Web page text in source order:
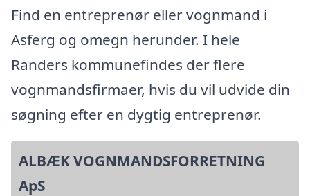
Find en entreprenør eller vognmand i
Asferg og omegn herunder. I hele
Randers kommunefindes der flere
vognmandsfirmaer, hvis du vil udvide din
søgning efter en dygtig entreprenør.
ALBÆK VOGNMANDSFORRETNING
ApS